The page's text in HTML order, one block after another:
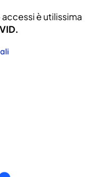
è utilissima